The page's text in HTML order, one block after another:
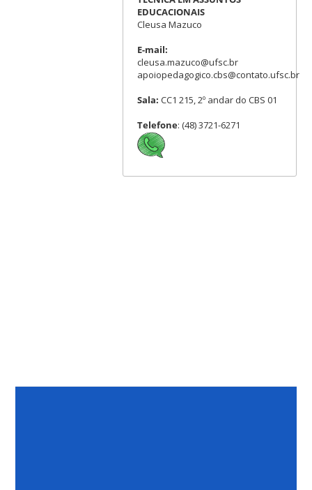
EDUCACIONAIS
Cleusa Mazuco
E-mail:
cleusa.mazuco@ufsc.br
apoiopedagogico.cbs@contato.ufsc.br
Sala: CC1 215, 2º andar do CBS 01
Telefone: (48) 3721-6271